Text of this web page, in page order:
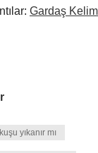
Gardaş
yıkanır mı